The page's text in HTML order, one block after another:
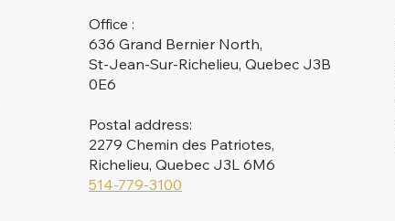
Office :
636 Grand Bernier North,
St-Jean-Sur-Richelieu, Quebec J3B
0E6
Postal address:
2279 Chemin des Patriotes,
Richelieu, Quebec J3L 6M6
514-779-3100